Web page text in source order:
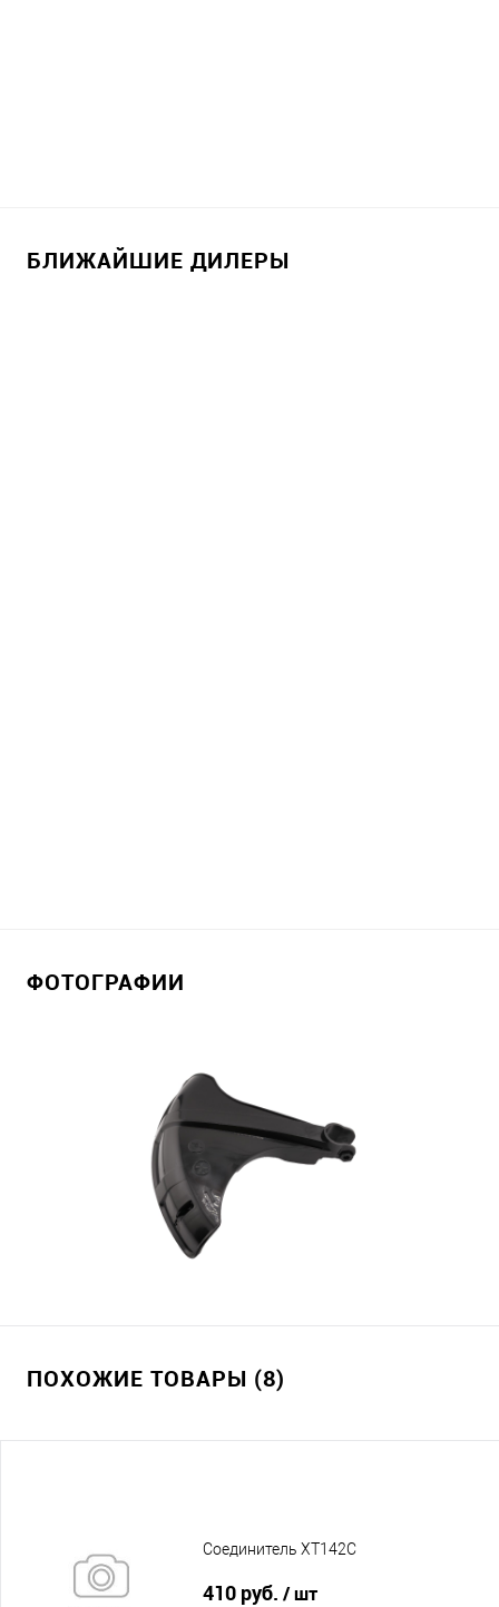
БЛИЖАЙШИЕ ДИЛЕРЫ
ФОТОГРАФИИ
ПОХОЖИЕ ТОВАРЫ (8)
Соединитель XT142C
410 руб. / шт